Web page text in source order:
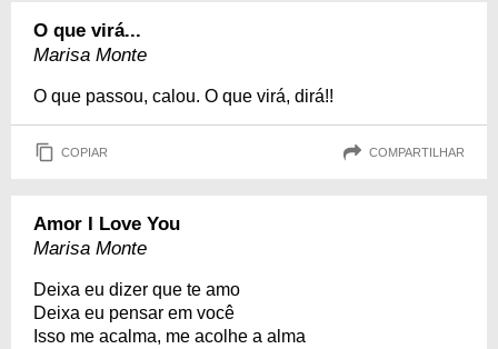
O que virá...
Marisa Monte
O que passou, calou. O que virá, dirá!!
COPIAR COMPARTILHAR
Amor I Love You
Marisa Monte
Deixa eu dizer que te amo
Deixa eu pensar em você
Isso me acalma, me acolhe a alma